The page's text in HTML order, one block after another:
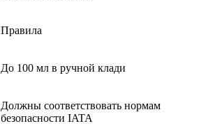
Правила
До 100 мл в ручной клади
Должны соответствовать нормам
безопасности IATA